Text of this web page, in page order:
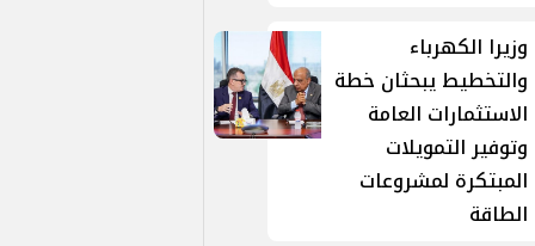
وزيرا الكهرباء
والتخطيط يبحثان خطة
الاستثمارات العامة
وتوفير التمويلات
المبتكرة لمشروعات
الطاقة